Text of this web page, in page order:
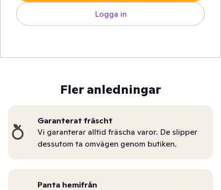
Logga in
Fler anledningar
Garanterat fräscht
Vi garanterar alltid fräscha varor. De slipper
dessutom ta omvägen genom butiken.
Panta hemifrån